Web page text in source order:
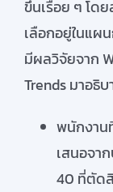
ขึ้นเรื่อย ๆ โด
เลือกอยู่ในแผ
มีผลวิจัยจาก
Trends มาอธิ
พนักงาน
เสนอจา
40 ที่ตัด